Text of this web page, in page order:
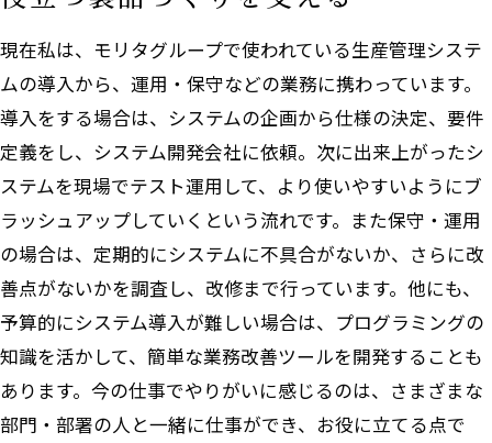
現在私は、モリタグループで使われている生産管理システ
ムの導入から、運用・保守などの業務に携わっています。
導入をする場合は、システムの企画から仕様の決定、要件
定義をし、システム開発会社に依頼。次に出来上がったシ
ステムを現場でテスト運用して、より使いやすいようにブ
ラッシュアップしていくという流れです。また保守・運用
の場合は、定期的にシステムに不具合がないか、さらに改
善点がないかを調査し、改修まで行っています。他にも、
予算的にシステム導入が難しい場合は、プログラミングの
知識を活かして、簡単な業務改善ツールを開発することも
あります。今の仕事でやりがいに感じるのは、さまざまな
部門・部署の人と一緒に仕事ができ、お役に立てる点で